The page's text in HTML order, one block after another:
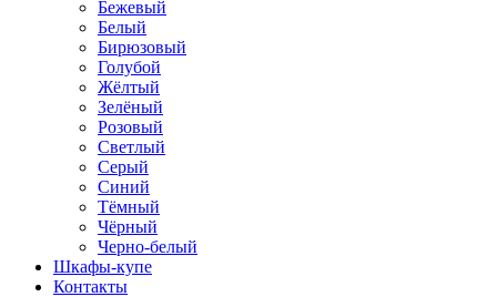
Бежевый
Белый
Бирюзовый
Голубой
Жёлтый
Зелёный
Розовый
Светлый
Серый
Синий
Тёмный
Чёрный
Черно-белый
Шкафы-купе
Контакты